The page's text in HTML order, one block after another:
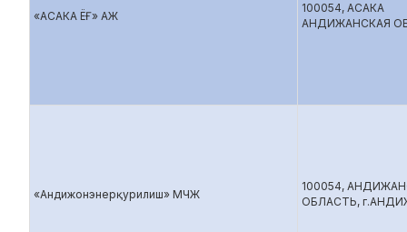
«АСАКА ЁҒ» АЖ
100054, АСАКА
АНДИЖАНСКАЯ
«Андижонэнерқурилиш» МЧЖ
100054,
ОБЛАСТЬ,